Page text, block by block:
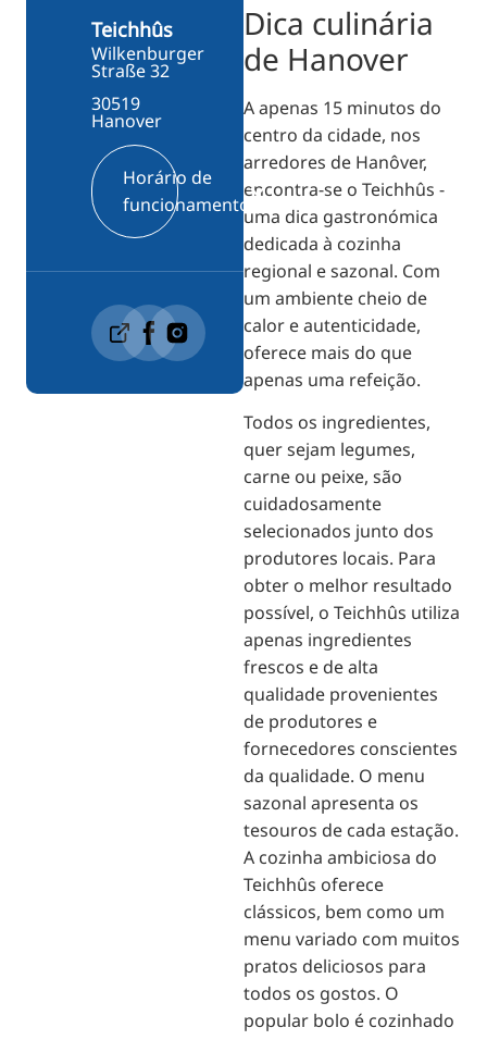
Dica culinária
de Hanover
A apenas 15 minutos do
centro da cidade, nos
arredores de Hanôver,
encontra-se o Teichhûs -
uma dica gastronómica
dedicada à cozinha
regional e sazonal. Com
um ambiente cheio de
calor e autenticidade,
oferece mais do que
apenas uma refeição.
Todos os ingredientes,
quer sejam legumes,
carne ou peixe, são
cuidadosamente
selecionados junto dos
produtores locais. Para
obter o melhor resultado
possível, o Teichhûs utiliza
apenas ingredientes
frescos e de alta
qualidade provenientes
de produtores e
fornecedores conscientes
da qualidade. O menu
sazonal apresenta os
tesouros de cada estação.
A cozinha ambiciosa do
Teichhûs oferece
clássicos, bem como um
menu variado com muitos
pratos deliciosos para
todos os gostos. O
popular bolo é cozinhado
Teichhûs
Wilkenburger
Straße 32
30519
Hanover
Horário de
funcionamento